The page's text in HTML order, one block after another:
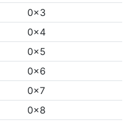
0x3
0x4
0x5
0x6
0x7
0x8